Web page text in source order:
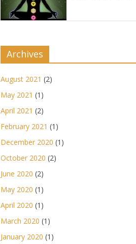
Archives
August 2021 (2)
May 2021 (1)
April 2021 (2)
February 2021 (1)
December 2020 (1)
October 2020 (2)
June 2020 (2)
May 2020 (1)
April 2020 (1)
March 2020 (1)
January 2020 (1)